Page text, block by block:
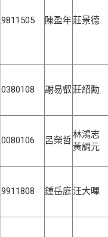
9811505 陳盈年莊景德
0380108 謝易叡莊紹勳
0080106 呂榮哲
林鴻志
黃調元
9911808 鍾岳庭汪大暉